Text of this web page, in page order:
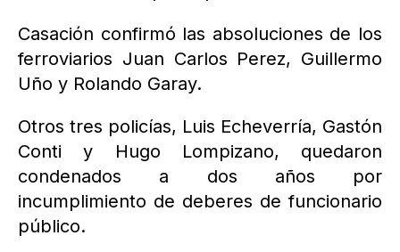
Casación confirmó las absoluciones de los
ferroviarios Juan Carlos Perez, Guillermo
Uño y Rolando Garay.
Otros tres policías, Luis Echeverría, Gastón
Conti y Hugo Lompizano, quedaron
condenados a dos años por
incumplimiento de deberes de funcionario
público.